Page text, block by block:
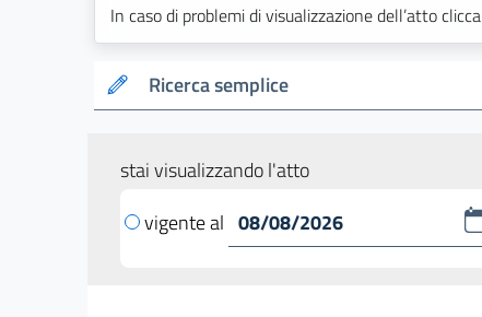
In caso di problemi di visualizzazione dell’atto clicca
Ricerca semplice
stai visualizzando l'atto
vigente al